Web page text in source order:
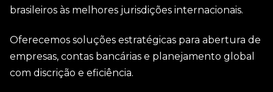
brasileiros às melhores jurisdições internacionais.
Oferecemos soluções estratégicas para abertura de
empresas, contas bancárias e planejamento global
com discrição e eficiência.